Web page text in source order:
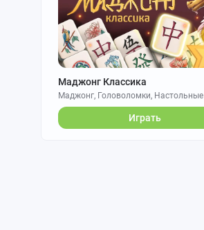
Маджонг Классика
Маджонг, Головоломки, Настольные
Играть